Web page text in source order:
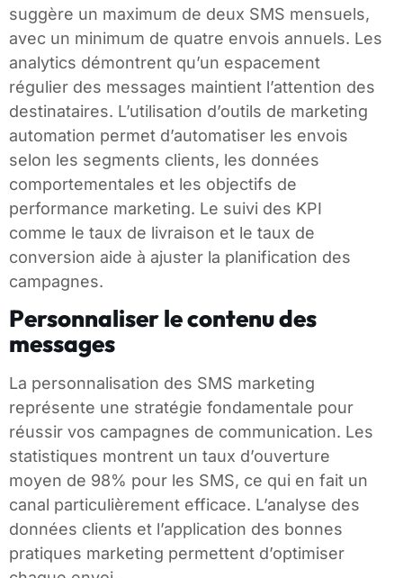
suggère un maximum de deux SMS mensuels,
avec un minimum de quatre envois annuels. Les
analytics démontrent qu’un espacement
régulier des messages maintient l’attention des
destinataires. L’utilisation d’outils de marketing
automation permet d’automatiser les envois
selon les segments clients, les données
comportementales et les objectifs de
performance marketing. Le suivi des KPI
comme le taux de livraison et le taux de
conversion aide à ajuster la planification des
campagnes.
Personnaliser le contenu des
messages
La personnalisation des SMS marketing
représente une stratégie fondamentale pour
réussir vos campagnes de communication. Les
statistiques montrent un taux d’ouverture
moyen de 98% pour les SMS, ce qui en fait un
canal particulièrement efficace. L’analyse des
données clients et l’application des bonnes
pratiques marketing permettent d’optimiser